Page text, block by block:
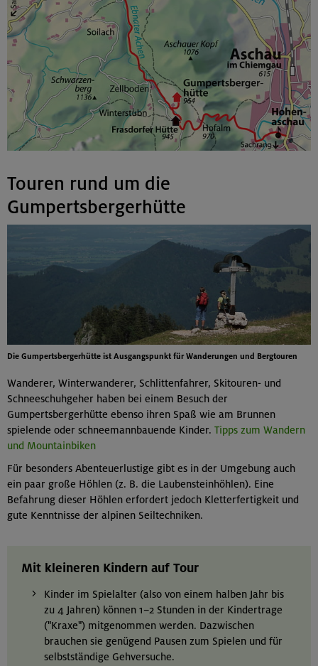
Touren rund um die
Gumpertsbergerhütte
Die Gumpertsbergerhütte ist Ausgangspunkt für Wanderungen und Bergtouren
Wanderer, Winterwanderer, Schlittenfahrer, Skitouren- und
Schneeschuhgeher haben bei einem Besuch der
Gumpertsbergerhütte ebenso ihren Spaß wie am Brunnen
spielende oder schneemannbauende Kinder. Tipps zum Wandern
und Mountainbiken
Für besonders Abenteuerlustige gibt es in der Umgebung auch
ein paar große Höhlen (z. B. die Laubensteinhöhlen). Eine
Befahrung dieser Höhlen erfordert jedoch Kletterfertigkeit und
gute Kenntnisse der alpinen Seiltechniken.
Mit kleineren Kindern auf Tour
Kinder im Spielalter (also von einem halben Jahr bis
zu 4 Jahren) können 1–2 Stunden in der Kindertrage
("Kraxe") mitgenommen werden. Dazwischen
brauchen sie genügend Pausen zum Spielen und für
selbstständige Gehversuche.